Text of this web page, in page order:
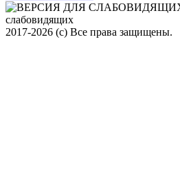
слабовидящих
2017-2026 (с) Все права защищены.